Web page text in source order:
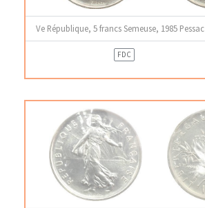
Ve République, 5 francs Semeuse, 1985 Pessac
FDC